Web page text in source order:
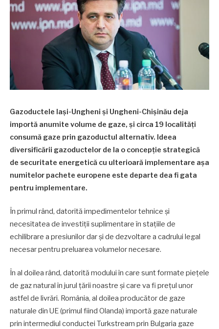
Gazoductele Iași-Ungheni și Ungheni-Chișinău deja
importă anumite volume de gaze, și circa 19 localități
consumă gaze prin gazoductul alternativ. Ideea
diversificării gazoductelor de la o concepție strategică
de securitate energetică cu ulterioară implementare așa
numitelor pachete europene este departe dea fi gata
pentru implementare.
În primul rând, datorită impedimentelor tehnice și
necesitatea de investiții suplimentare în stațiile de
echilibrare a presiunilor dar și de dezvoltare a cadrului legal
necesar pentru preluarea volumelor necesare.
În al doilea rând, datorită modului în care sunt formate piețele
de gaz natural în jurul țării noastre și care va fi prețul unor
astfel de livrări. România, al doilea producător de gaze
naturale din UE (primul fiind Olanda) importă gaze naturale
prin intermediul conductei Turkstream prin Bulgaria gaze